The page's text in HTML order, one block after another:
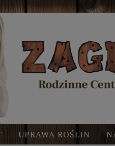
UPRAWA ROŚLIN